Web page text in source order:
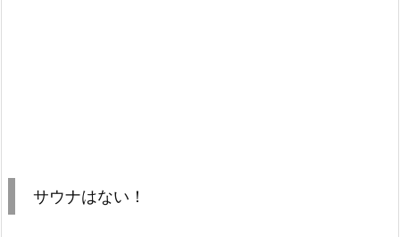
サウナはない！